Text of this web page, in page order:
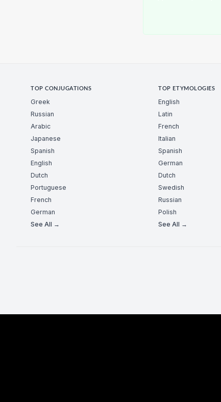
TOP CONJUGATIONS
Greek
Russian
Arabic
Japanese
Spanish
English
Dutch
Portuguese
French
German
See All →
TOP ETYMOLOGIES
English
Latin
French
Italian
Spanish
German
Dutch
Swedish
Russian
Polish
See All →